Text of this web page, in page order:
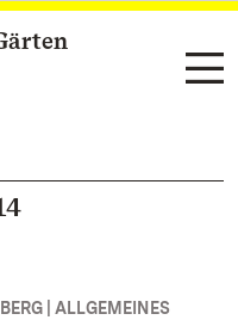
| ALLGEMEINES